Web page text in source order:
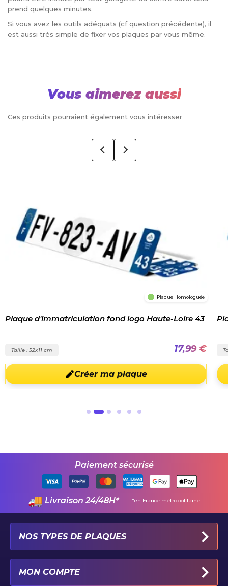
prend quelques minutes.
Si vous avez les outils adéquats (cf question précédente), il
est aussi très simple de fixer vos plaques par vous même.
Vous aimerez aussi
Ces produits pourraient également vous intéresser
Plaque Homologuée
Plaque d'immatriculation fond logo Haute-Loire 43
Taille : 52x11 cm 17,99 €
Créer ma plaque
Paiement sécurisé
Livraison 24/48H* *en France métropolitaine
NOS TYPES DE PLAQUES
MON COMPTE